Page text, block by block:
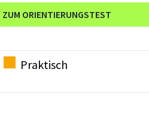
ZUM ORIENTIERUNGSTEST
Praktisch